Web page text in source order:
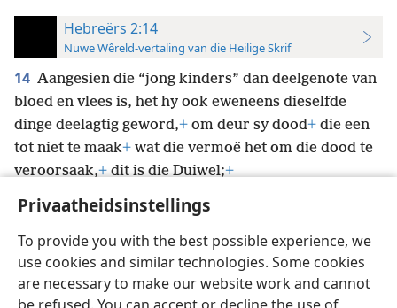
Privaatheidsinstellings
To provide you with the best possible experience, we
use cookies and similar technologies. Some cookies
are necessary to make our website work and cannot
Hebreërs 2:14
Nuwe Wêreld-vertaling van die Heilige Skrif
14 Aangesien die “jong kinders” dan deelgenote van
bloed en vlees is, het hy ook eweneens dieselfde
dinge deelagtig geword,+ om deur sy dood+ die een
tot niet te maak+ wat die vermoë het om die dood te
veroorsaak,+dit is die Duiwel;+
Afrikaans Voorkeure
Copyright© 2026 Watch Tower Bible and Tract Society of Pennsylvania